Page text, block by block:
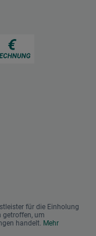
für die Einholung
getroffen, um
handelt. Mehr